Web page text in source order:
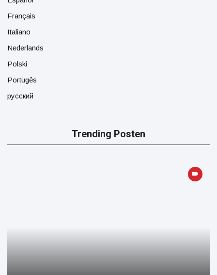
Français
Italiano
Nederlands
Polski
Portugês
русский
Trending Posten